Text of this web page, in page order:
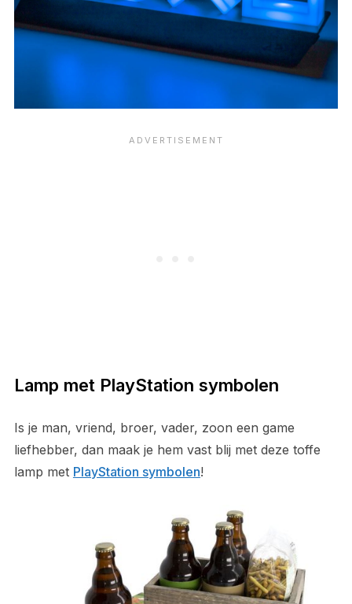
Lamp met PlayStation symbolen
Is je man, vriend, broer, vader, zoon een game
liefhebber, dan maak je hem vast blij met deze toffe
lamp met PlayStation symbolen!